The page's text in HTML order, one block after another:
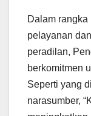
Dalam
pelayanan
peradilan,
berkomitmen
Seperti yang
narasumber,